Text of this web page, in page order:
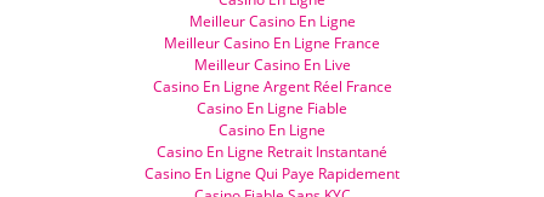
Meilleur Casino En Ligne
Meilleur Casino En Ligne France
Meilleur Casino En Live
Casino En Ligne Argent Réel France
Casino En Ligne Fiable
Casino En Ligne
Casino En Ligne Retrait Instantané
Casino En Ligne Qui Paye Rapidement